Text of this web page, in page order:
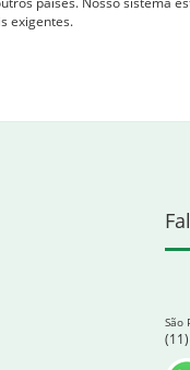
exigentes.
São
(11)